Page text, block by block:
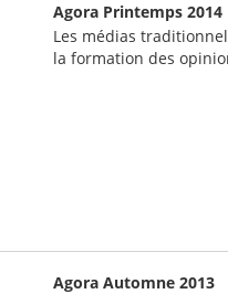
Agora Printemps 2014
Les médias
la formation des
Agora Automne 2013